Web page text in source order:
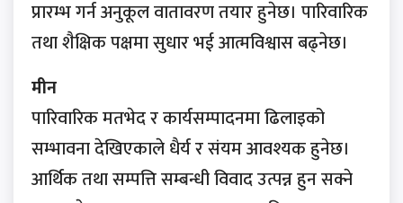
प्रारम्भ गर्न अनुकूल वातावरण तयार हुनेछ। पारिवारिक
तथा शैक्षिक पक्षमा सुधार भई आत्मविश्वास बढ्नेछ।
मीन
पारिवारिक मतभेद र कार्यसम्पादनमा ढिलाइको
सम्भावना देखिएकाले धैर्य र संयम आवश्यक हुनेछ।
आर्थिक तथा सम्पत्ति सम्बन्धी विवाद उत्पन्न हुन सक्ने